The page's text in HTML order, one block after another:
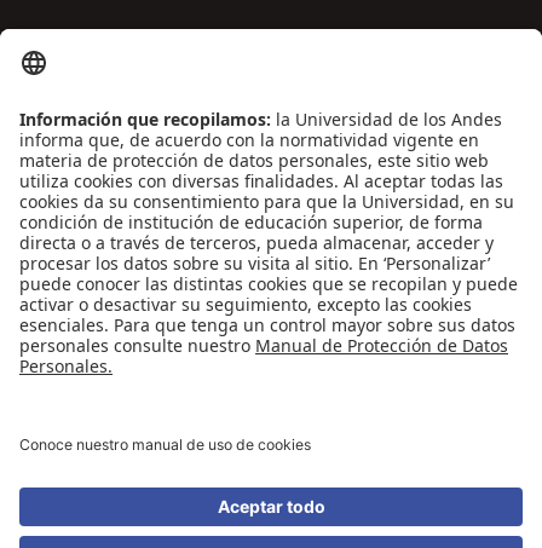
Contáctenos
Biblioguías
Preguntas frecuentes
Capacitación
Directrices
Entretenimiento
Compra de libros y material audiovisual
Reconocimiento como Universidad: Decreto 1297 del 30 de mayo de 1964.